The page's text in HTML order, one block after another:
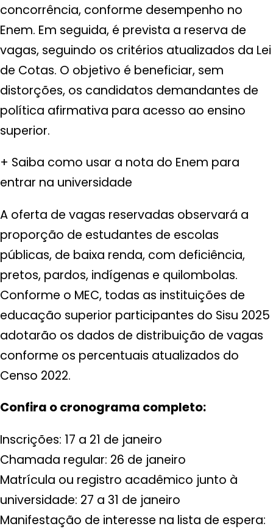
concorrência, conforme desempenho no
Enem. Em seguida, é prevista a reserva de
vagas, seguindo os critérios atualizados da Lei
de Cotas. O objetivo é beneficiar, sem
distorções, os candidatos demandantes de
política afirmativa para acesso ao ensino
superior.
+ Saiba como usar a nota do Enem para
entrar na universidade
A oferta de vagas reservadas observará a
proporção de estudantes de escolas
públicas, de baixa renda, com deficiência,
pretos, pardos, indígenas e quilombolas.
Conforme o MEC, todas as instituições de
educação superior participantes do Sisu 2025
adotarão os dados de distribuição de vagas
conforme os percentuais atualizados do
Censo 2022.
Confira o cronograma completo:
Inscrições: 17 a 21 de janeiro
Chamada regular: 26 de janeiro
Matrícula ou registro acadêmico junto à
universidade: 27 a 31 de janeiro
Manifestação de interesse na lista de espera: